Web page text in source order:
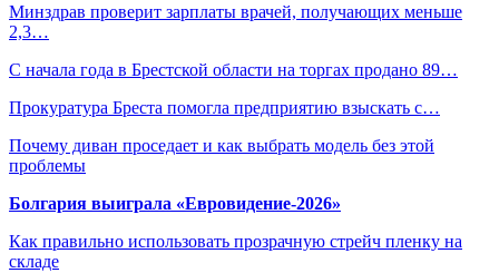
Минздрав проверит зарплаты врачей, получающих меньше
2,3…
С начала года в Брестской области на торгах продано 89…
Прокуратура Бреста помогла предприятию взыскать с…
Почему диван проседает и как выбрать модель без этой
проблемы
Болгария выиграла «Евровидение-2026»
Как правильно использовать прозрачную стрейч пленку на
складе